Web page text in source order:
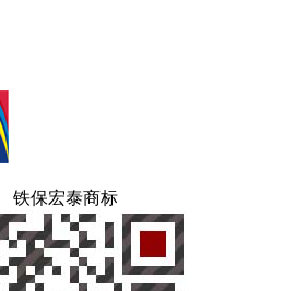
铁保宏泰商标